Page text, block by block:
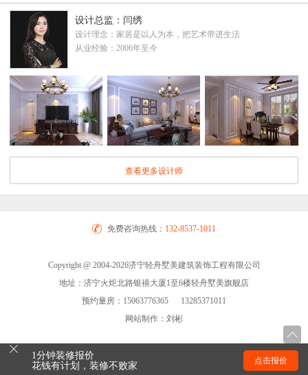
设计总监：闫绣
设计理念：家居是以人为本，把艺术带进生活
从业经验：2006年至今
查看更多设计师
免费咨询热线： 132-8537-1011
Copyright @ 2004-2026济宁轻舟墅美建筑装饰工程有限公司
地址：济宁火炬北路银禧大厦1至6楼轻舟墅美旗舰店
预约量房：15063776365 13285371011
网站制作：刘彬
1分钟装修报价
花钱有计划，装修不败家
点击报价